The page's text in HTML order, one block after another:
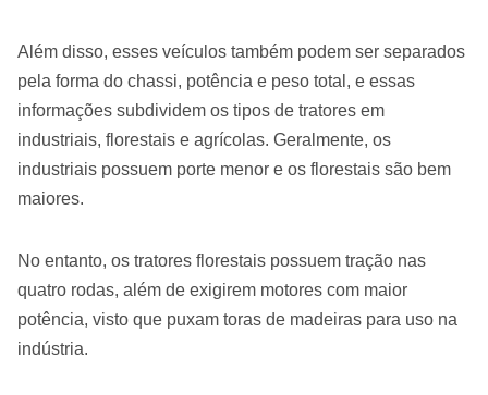
Além disso, esses veículos também podem ser separados
pela forma do chassi, potência e peso total, e essas
informações subdividem os tipos de tratores em
industriais, florestais e agrícolas. Geralmente, os
industriais possuem porte menor e os florestais são bem
maiores.
No entanto, os tratores florestais possuem tração nas
quatro rodas, além de exigirem motores com maior
potência, visto que puxam toras de madeiras para uso na
indústria.